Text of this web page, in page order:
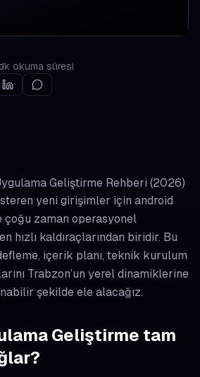
okuma süresi
Geliştirme Rehberi (2026)
yeni girişimler için android
zaman operasyonel
hızlı kaldıraçlarından biridir. Bu
içerik planı, teknik kurulum
Trabzon’un yerel dinamiklerine
şekilde ele alacağız.
Geliştirme tam